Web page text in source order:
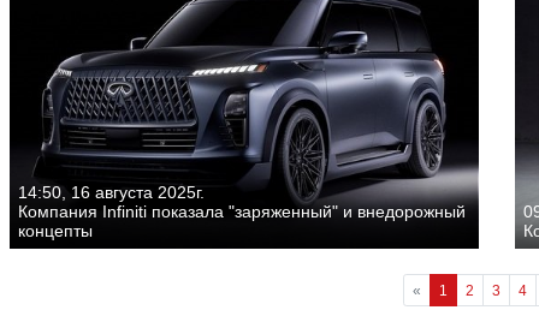
14:50, 16 августа 2025г.
Компания Infiniti показала "заряженный" и внедорожный
концепты
« 1 2 3 4